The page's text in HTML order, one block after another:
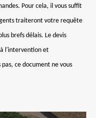
Pour cela, il vous suffit
traiteront votre requête
brefs délais. Le devis
l'intervention et
ce document ne vous